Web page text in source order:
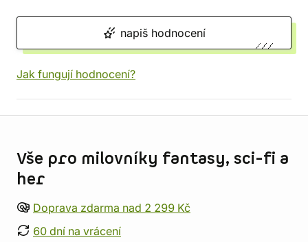
napiš hodnocení
Jak fungují hodnocení?
Vše pro milovníky fantasy, sci-fi a
her
Doprava zdarma nad 2 299 Kč
60 dní na vrácení